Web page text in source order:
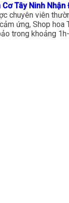
Tây Ninh
chuyên viên
ứng, Shop hoa
trong khoảng